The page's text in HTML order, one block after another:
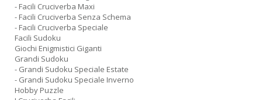
- Facili Cruciverba Maxi
- Facili Cruciverba Senza Schema
- Facili Cruciverba Speciale
Facili Sudoku
Giochi Enigmistici Giganti
Grandi Sudoku
- Grandi Sudoku Speciale Estate
- Grandi Sudoku Speciale Inverno
Hobby Puzzle